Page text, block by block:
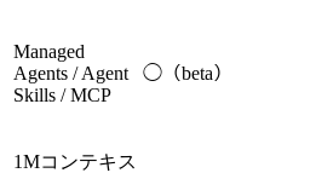
Managed
Agents / Agent
Skills / MCP
◯（beta）
1Mコンテキス